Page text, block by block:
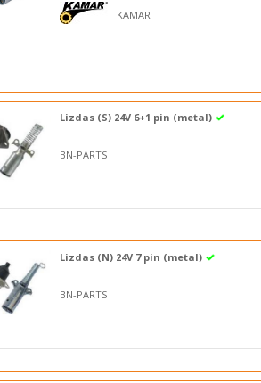
KAMAR
Lizdas (S) 24V 6+1 pin (metal)
BN-PARTS
Lizdas (N) 24V 7 pin (metal)
BN-PARTS